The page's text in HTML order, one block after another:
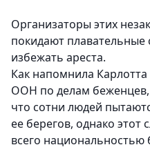
Организаторы этих
покидают плавательные
избежать ареста.
Как напомнила
ООН по делам беженцев,
что сотни людей
ее берегов, однако этот
всего национальностью